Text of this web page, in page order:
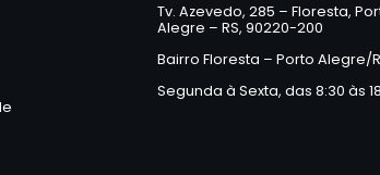
Tv. Azevedo, 285 – Floresta,
Alegre – RS, 90220-200
Bairro Floresta – Porto Alegre/
Segunda à Sexta, das 8:30 às